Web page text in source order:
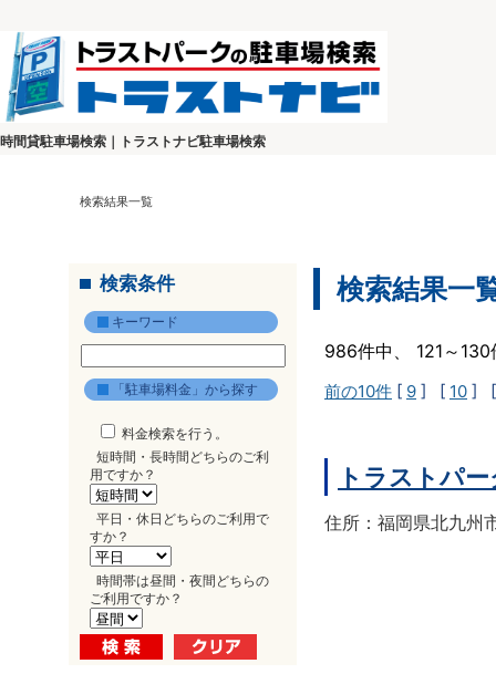
時間貸駐車場検索｜トラストナビ駐車場検索
検索結果一覧
検索条件
キーワード
「駐車場料金」から探す
料金検索を行う。
短時間・長時間どちらのご利
用ですか？
平日・休日どちらのご利用で
すか？
時間帯は昼間・夜間どちらの
ご利用ですか？
検索結果一
986件中、 121～
前の10件 [ 9 ] [ 10 ]
トラストパ
住所：福岡県北九州